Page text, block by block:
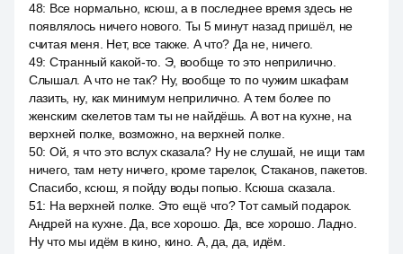
48: Все нормально, ксюш, а в последнее время здесь не
появлялось ничего нового. Ты 5 минут назад пришёл, не
считая меня. Нет, все также. А что? Да не, ничего.
49: Странный какой-то. Э, вообще то это неприлично.
Слышал. А что не так? Ну, вообще то по чужим шкафам
лазить, ну, как минимум неприлично. А тем более по
женским скелетов там ты не найдёшь. А вот на кухне, на
верхней полке, возможно, на верхней полке.
50: Ой, я что это вслух сказала? Ну не слушай, не ищи там
ничего, там нету ничего, кроме тарелок, Стаканов, пакетов.
Спасибо, ксюш, я пойду воды попью. Ксюша сказала.
51: На верхней полке. Это ещё что? Тот самый подарок.
Андрей на кухне. Да, все хорошо. Да, все хорошо. Ладно.
Ну что мы идём в кино, кино. А, да, да, идём.